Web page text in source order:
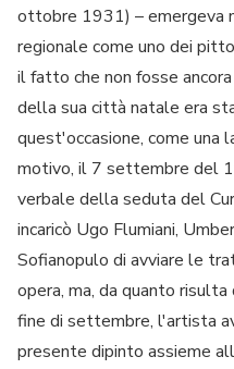
ottobre 1931) – emergeva
regionale come uno dei
il fatto che non fosse
della sua città natale era
quest'occasione, come una
motivo, il 7 settembre del
verbale della seduta del
incaricò Ugo Flumiani,
Sofianopulo di avviare le
opera, ma, da quanto
fine di settembre, l'artista
presente dipinto assieme